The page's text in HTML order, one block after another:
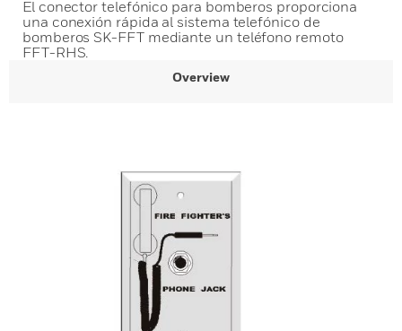
El conector telefónico para bomberos proporciona
una conexión rápida al sistema telefónico de
bomberos SK-FFT mediante un teléfono remoto
FFT-RHS.
Overview